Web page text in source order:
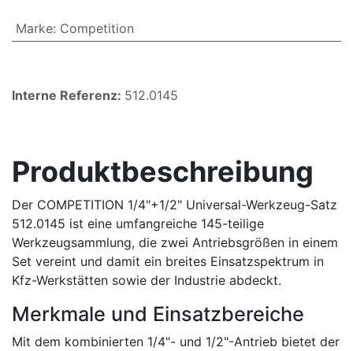
Marke: Competition
Interne Referenz: 512.0145
Produktbeschreibung
Der COMPETITION 1/4"+1/2" Universal-Werkzeug-Satz
512.0145 ist eine umfangreiche 145-teilige
Werkzeugsammlung, die zwei Antriebsgrößen in einem
Set vereint und damit ein breites Einsatzspektrum in
Kfz-Werkstätten sowie der Industrie abdeckt.
Merkmale und Einsatzbereiche
Mit dem kombinierten 1/4"- und 1/2"-Antrieb bietet der